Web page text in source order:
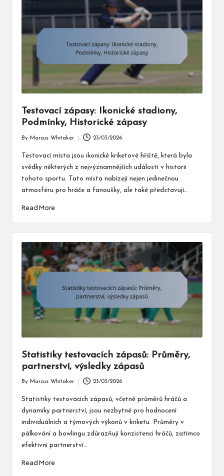
Testovací zápasy: Ikonické stadiony,
Podmínky, Historické zápasy
by
By Marcus Whitaker 23/03/2026
Testovací místa jsou ikonické kriketové hřiště, která byla
svědky některých z nejvýznamnějších událostí v historii
tohoto sportu. Tato místa nabízejí nejen jedinečnou
atmosféru pro hráče a fanoušky, ale také představují…
Read More
Statistiky testovacích zápasů: Průměry,
partnerství, výsledky zápasů
by
By Marcus Whitaker 23/03/2026
Statistiky testovacích zápasů, včetně průměrů hráčů a
dynamiky partnerství, jsou nezbytné pro hodnocení
individuálních a týmových výkonů v kriketu. Průměry v
pálkování a bowlingu zdůrazňují konzistenci hráčů, zatímco
efektivní partnerství…
Read More